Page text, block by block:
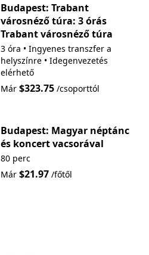
Budapest: Trabant
városnéző túra: 3 órás
Trabant városnéző túra
3 óra • Ingyenes transzfer a
helyszínre • Idegenvezetés
elérhető
Már $323.75/csoporttól
Budapest: Magyar néptánc
és koncert vacsorával
80 perc
Már $21.97/főtől